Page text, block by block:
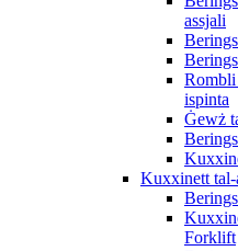
assjali
Rombli
ispinta
Ġewż
Kuxxinett
Forklift